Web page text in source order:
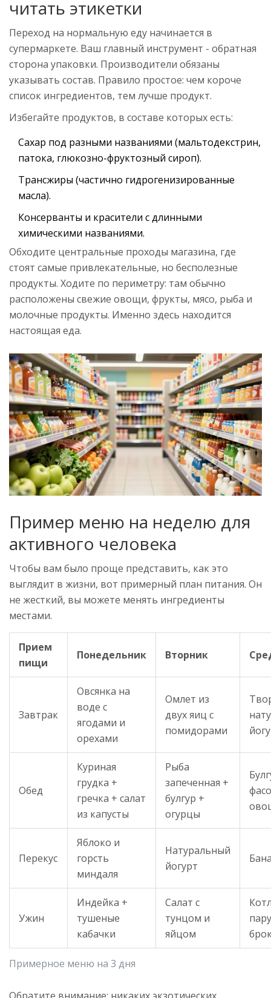
читать этикетки
Переход на нормальную еду начинается в
супермаркете. Ваш главный инструмент - обратная
сторона упаковки. Производители обязаны
указывать состав. Правило простое: чем короче
список ингредиентов, тем лучше продукт.
Избегайте продуктов, в составе которых есть:
Сахар под разными названиями (мальтодекстрин,
патока, глюкозно-фруктозный сироп).
Трансжиры (частично гидрогенизированные
масла).
Консерванты и красители с длинными
химическими названиями.
Обходите центральные проходы магазина, где
стоят самые привлекательные, но бесполезные
продукты. Ходите по периметру: там обычно
расположены свежие овощи, фрукты, мясо, рыба и
молочные продукты. Именно здесь находится
настоящая еда.
Пример меню на неделю для
активного человека
Чтобы вам было проще представить, как это
выглядит в жизни, вот примерный план питания. Он
не жесткий, вы можете менять ингредиенты
местами.
Примерное меню на 3 дня
Прием
пищи
Понедельник Вторник
Завтрак
Овсянка на
воде с
ягодами и
орехами
Омлет из
двух яиц с
помидорами
Обед
Куриная
грудка +
гречка + салат
из капусты
Рыба
запеченная +
булгур +
огурцы
Перекус
Яблоко и
горсть
миндаля
Натуральный
йогурт
Ужин
Индейка +
тушеные
кабачки
Салат с
тунцом и
яйцом